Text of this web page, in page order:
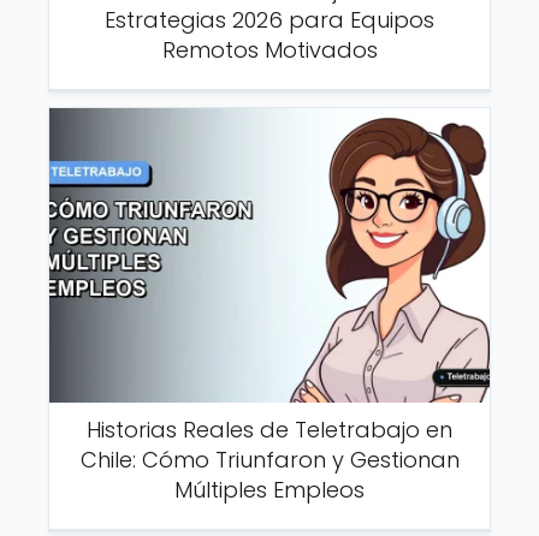
Estrategias 2026 para Equipos
Remotos Motivados
Historias Reales de Teletrabajo en
Chile: Cómo Triunfaron y Gestionan
Múltiples Empleos